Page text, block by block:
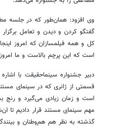
وی افزود: همان‌طور که در جلسه
گفتگو کردن و دیدن و تعامل
کل و همه فیلمسازان که امروز
است که این پرچم بالاست و ما
دبیر جشنوارهسینماحقیقت با
قسمتی از ژانری که در سینمای
است و زمان زیادی می‌گیرد و رنج
مهم سینمای مستند قرار دادیم تا
گذشته به نظر هم هم‌وطنان و